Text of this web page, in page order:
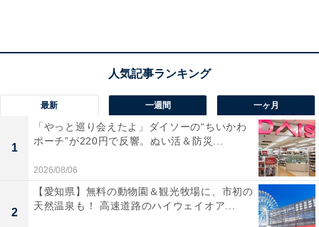
「竈門炭治郎」を中心にしたパッケージデザイン3種類
えび天味は、麺にえび粉を練り込み、天つゆ風味の和風
だしの旨味を凝縮したパウダーでえび天の味を再現して
こちらのパッケージデザイン3種類は、「竈門禰豆子」
最新 一週間 一ヶ月
1
「やっと巡り会えたよ」ダイソーの“ちいかわ
ポーチ”が220円で反響。ぬい活＆防災...
2026/08/06
2
【愛知県】無料の動物園＆観光牧場に、市初の
天然温泉も！ 高速道路のハイウェイオア...